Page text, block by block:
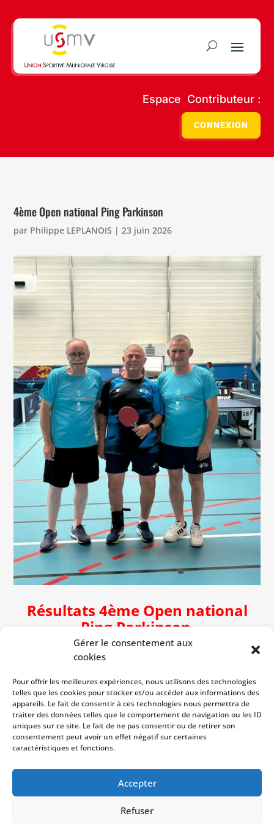
Gérer le consentement aux
cookies
Pour offrir les meilleures expériences, nous utilisons des technologies
telles que les cookies pour stocker et/ou accéder aux informations des
appareils. Le fait de consentir à ces technologies nous permettra de
traiter des données telles que le comportement de navigation ou les ID
uniques sur ce site. Le fait de ne pas consentir ou de retirer son
consentement peut avoir un effet négatif sur certaines
caractéristiques et fonctions.
Accepter
Refuser
Espace Contributeur :
CONNEXION
4ème Open national Ping Parkinson
par Philippe LEPLANOIS |23 juin 2026
Résultats 4ème Open national
Ping Parkinson
3 de nos joueurs virois se sont déplacés à
Noël Legrand —> 5ème
Yves Le Bris—> 13ème
Guy Etasse—> 15ème